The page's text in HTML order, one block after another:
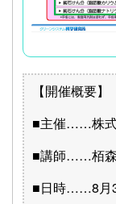
【開催概要】
■主催……株式
■講師……栢
■日時……8月3